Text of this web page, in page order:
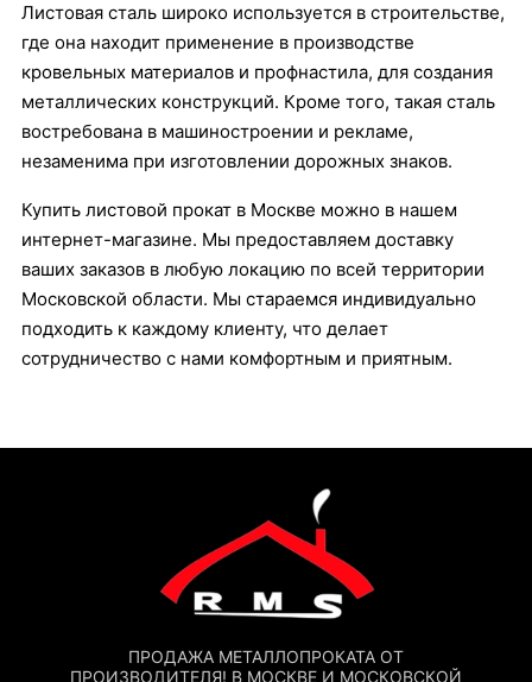
Листовая сталь широко используется в строительстве,
где она находит применение в производстве
кровельных материалов и профнастила, для создания
металлических конструкций. Кроме того, такая сталь
востребована в машиностроении и рекламе,
незаменима при изготовлении дорожных знаков.
Купить листовой прокат в Москве можно в нашем
интернет-магазине. Мы предоставляем доставку
ваших заказов в любую локацию по всей территории
Московской области. Мы стараемся индивидуально
подходить к каждому клиенту, что делает
сотрудничество с нами комфортным и приятным.
ПРОДАЖА МЕТАЛЛОПРОКАТА ОТ
ПРОИЗВОДИТЕЛЯ! В МОСКВЕ И МОСКОВСКОЙ